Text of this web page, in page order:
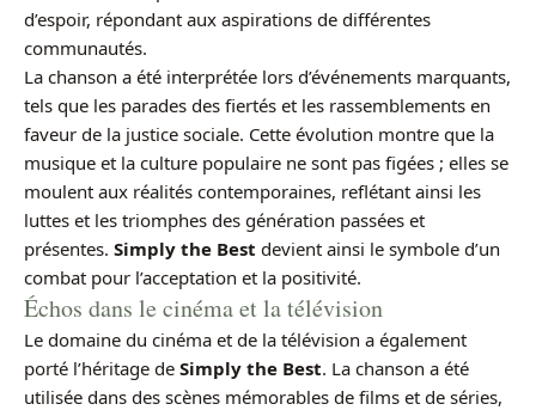
d’espoir, répondant aux aspirations de différentes
communautés.
La chanson a été interprétée lors d’événements marquants,
tels que les parades des fiertés et les rassemblements en
faveur de la justice sociale. Cette évolution montre que la
musique et la culture populaire ne sont pas figées ; elles se
moulent aux réalités contemporaines, reflétant ainsi les
luttes et les triomphes des génération passées et
présentes. Simply the Best devient ainsi le symbole d’un
combat pour l’acceptation et la positivité.
Échos dans le cinéma et la télévision
Le domaine du cinéma et de la télévision a également
porté l’héritage de Simply the Best. La chanson a été
utilisée dans des scènes mémorables de films et de séries,